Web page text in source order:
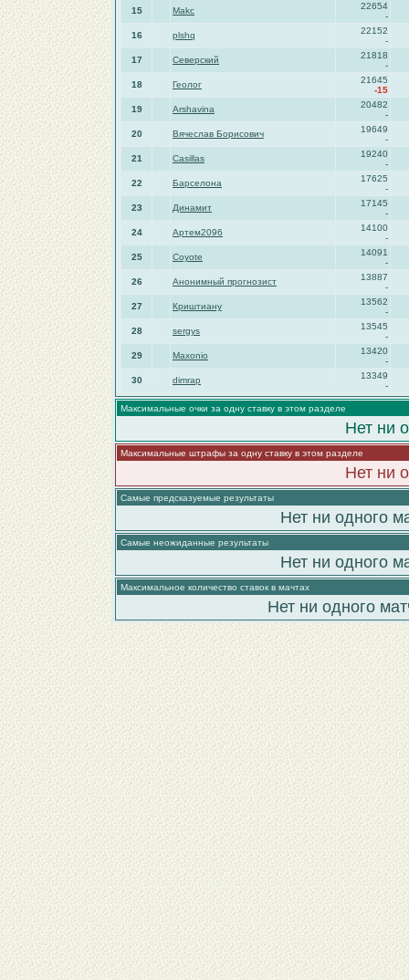
15
Makc
22654
-
16
plshq
22152
-
17
Северский
21818
-
18
Геолог
21645
-15
19
Arshavina
20482
-
20
Вячеслав Борисович
19649
-
21
Casillas
19240
-
22
Барселона
17625
-
23
Динамит
17145
-
24
Артем2096
14100
-
25
Coyote
14091
-
26
Анонимный прогнозист
13887
-
27
Криштиану
13562
-
28
sergys
13545
-
29
Maxonio
13420
-
30
dimrap
13349
-
Максимальные очки за одну ставку в этом разделе
Нет ни
Максимальные штрафы за одну ставку в этом разделе
Нет ни
Самые предсказуемые результаты
Нет ни одного
Самые неожиданные результаты
Нет ни одного
Максимальное количество ставок в мачтах
Нет ни одного